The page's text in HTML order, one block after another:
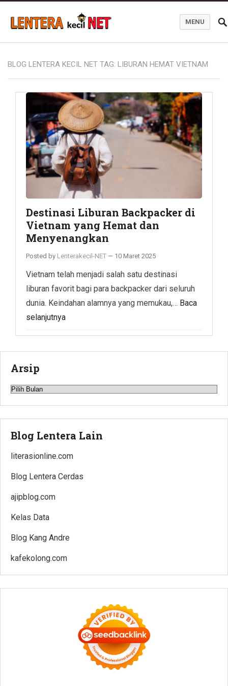
MENU
BLOG LENTERA KECIL NET TAG: LIBURAN HEMAT VIETNAM
Destinasi Liburan Backpacker di
Vietnam yang Hemat dan
Menyenangkan
Posted by Lenterakecil-NET — 10 Maret 2025
Vietnam telah menjadi salah satu destinasi
liburan favorit bagi para backpacker dari seluruh
dunia. Keindahan alamnya yang memukau,… Baca
selanjutnya
Arsip
Arsip
Blog Lentera Lain
literasionline.com
Blog Lentera Cerdas
ajipblog.com
Kelas Data
Blog Kang Andre
kafekolong.com